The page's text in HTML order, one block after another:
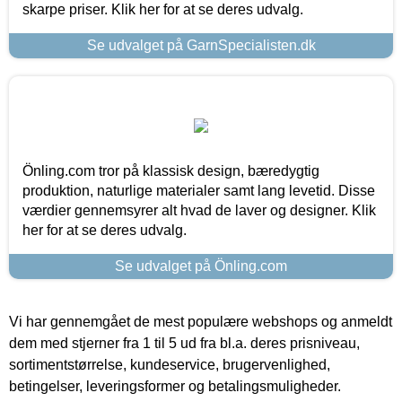
skarpe priser. Klik her for at se deres udvalg.
Se udvalget på GarnSpecialisten.dk
Önling.com tror på klassisk design, bæredygtig
produktion, naturlige materialer samt lang levetid. Disse
værdier gennemsyrer alt hvad de laver og designer. Klik
her for at se deres udvalg.
Se udvalget på Önling.com
Vi har gennemgået de mest populære webshops og anmeldt
dem med stjerner fra 1 til 5 ud fra bl.a. deres prisniveau,
sortimentstørrelse, kundeservice, brugervenlighed,
betingelser, leveringsformer og betalingsmuligheder.